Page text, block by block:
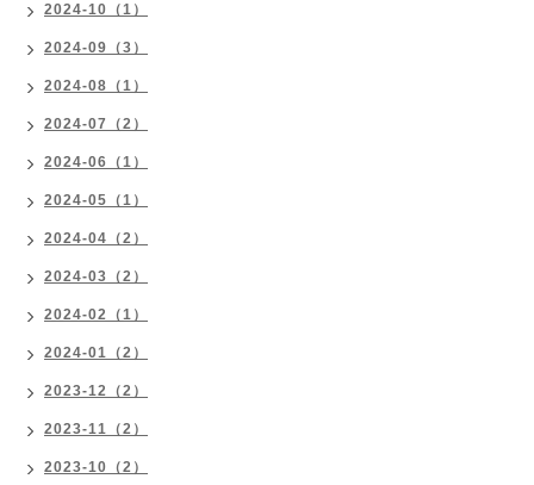
2024-10（1）
2024-09（3）
2024-08（1）
2024-07（2）
2024-06（1）
2024-05（1）
2024-04（2）
2024-03（2）
2024-02（1）
2024-01（2）
2023-12（2）
2023-11（2）
2023-10（2）